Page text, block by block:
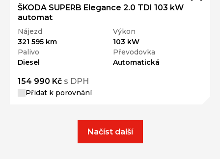
ŠKODA SUPERB Elegance 2.0 TDI 103 kW
automat
Nájezd
321 595 km
Výkon
103 kW
Palivo
Diesel
Převodovka
Automatická
154 990 Kč s DPH
Přidat k porovnání
Načíst další